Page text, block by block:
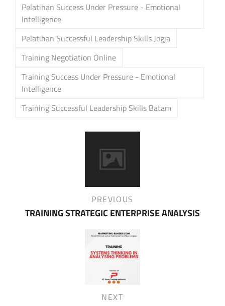
Pelatihan Success Under Pressure - Emotional
Intelligence
Pelatihan Successful Leadership Skills Jogja
Training Negotiation Online
Training Success Under Pressure - Emotional
Intelligence
Training Successful Leadership Skills Batam
Post
PREVIOUS
TRAINING STRATEGIC ENTERPRISE ANALYSIS
NEXT